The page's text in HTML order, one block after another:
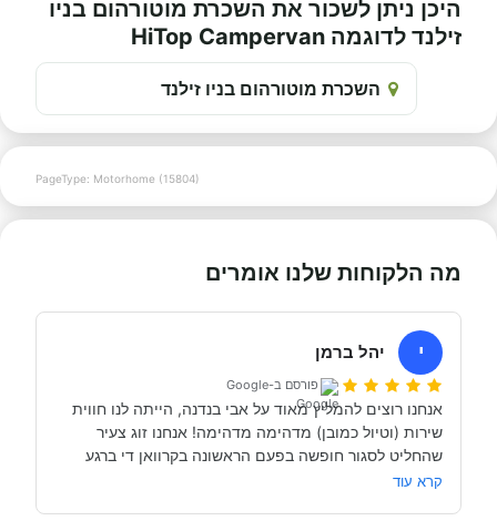
היכן ניתן לשכור את השכרת מוטורהום בניו
זילנד לדוגמה HiTop Campervan
השכרת מוטורהום בניו זילנד
PageType: Motorhome (15804)
מה הלקוחות שלנו אומרים
י יהל ברמן
פורסם ב-Google
קרא עוד